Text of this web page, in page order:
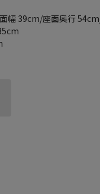
幅 39cm/座面奥行